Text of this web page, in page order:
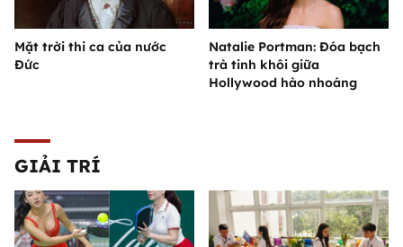
Mặt trời thi ca của nước
Đức
Natalie Portman: Đóa bạch
trà tinh khôi giữa
Hollywood hào nhoáng
GIẢI TRÍ